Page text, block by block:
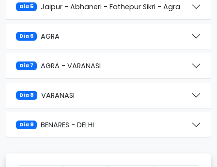
Día 5 Jaipur - Abhaneri - Fathepur Sikri - Agra
Día 6 AGRA
Día 7 AGRA - VARANASI
Día 8 VARANASI
Día 9 BENARES - DELHI